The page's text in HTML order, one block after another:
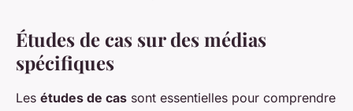
Études de cas sur des médias
spécifiques
Les études de cas sont essentielles pour comprendre